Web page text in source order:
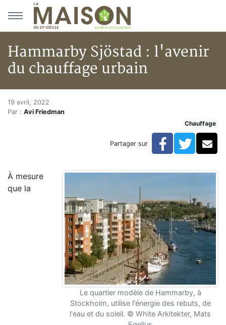
Aller au menu principal
Aller au contenu principal
Hammarby Sjöstad : l'avenir
du chauffage urbain
Accueil
Articles
Hammarby Sjöstad : l'avenir du chauffage urbain
Hammarby Sjöstad : l'avenir
19 avril, 2022
Par : Avi Friedman
Chauffage
Partager sur Facebook
Le quartier modèle de Hammarby, à
Stockholm, utilise l'énergie des rebuts, de
l'eau et du soleil. © White Arkitekter, Mats
À mesure
que la